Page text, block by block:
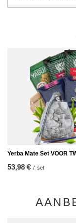
Yerba Mate Set VOOR
53,98 € / set